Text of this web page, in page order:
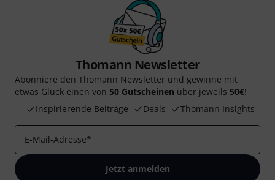
Thomann Newsletter
Abonniere den Thomann Newsletter und gewinne mit
etwas Glück einen von 50 Gutscheinen über jeweils 50€!
Inspirierende Beiträge
Deals Thomann Insights
E-Mail-Adresse*
Jetzt anmelden